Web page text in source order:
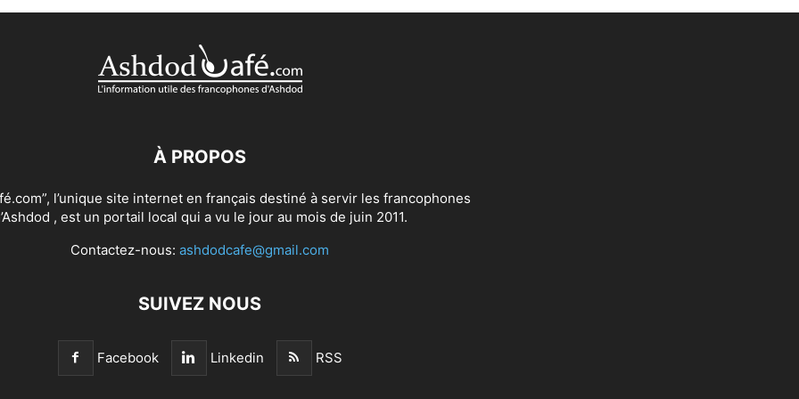
À PROPOS
l’unique site internet en français destiné à servir les francophones
, est un portail local qui a vu le jour au mois de juin 2011.
Contactez-nous: ashdodcafe@gmail.com
SUIVEZ NOUS
Facebook Linkedin RSS